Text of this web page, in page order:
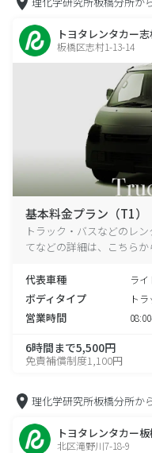
トヨタレンタカー
板橋区志村1-13-14
基本料金プラン（T1）
トラック・バスなどのレ
てなどの詳細は、こちらか
代表車種 ラ
ボディタイプ ト
営業時間
6時間まで5,500円
免責補償制度1,100円
理化学研究所板橋分所か
トヨタレンタカー
北区滝野川7-18-9